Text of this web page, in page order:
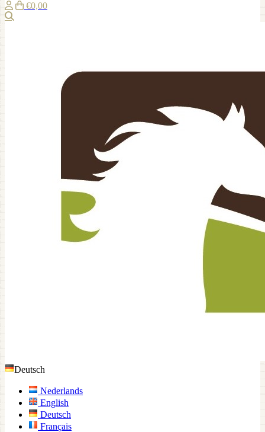
€0,00
Deutsch
Nederlands
English
Deutsch
Français